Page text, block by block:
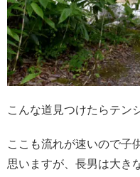
こんな道見つけたらテン
ここも流れが速いので子
思いますが、長男は大き